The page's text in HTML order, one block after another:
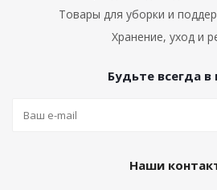
Товары для уборки и
Хранение, уход и
Будьте всегда в
Наши